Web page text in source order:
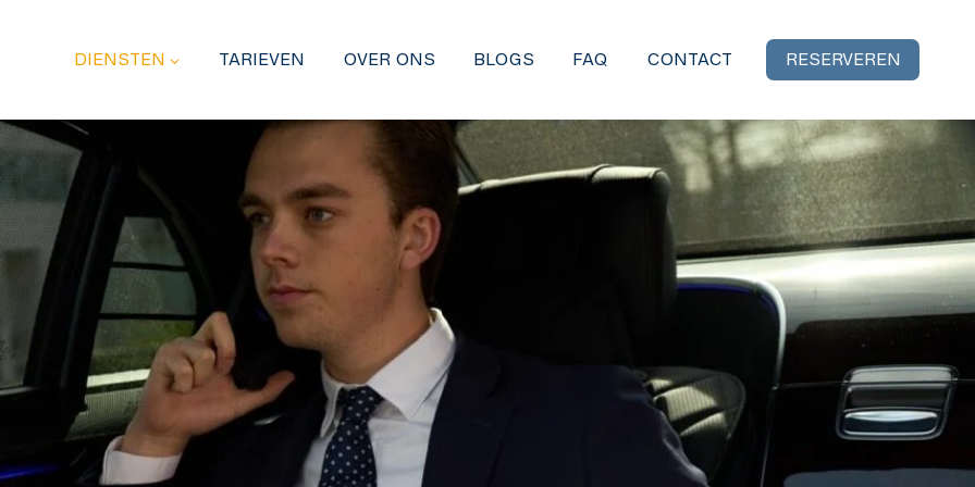
DIENSTEN TARIEVEN OVER ONS BLOGS FAQ CONTACT RESERVEREN